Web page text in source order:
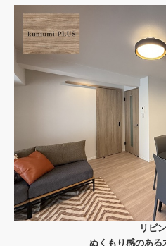
リビ
ぬくもり感のある